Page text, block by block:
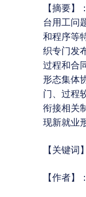
【摘要
台用工问
和程序等
织专门发
过程和合
形态集体
门、过程
衔接相关
现新就业
【关键
【作者